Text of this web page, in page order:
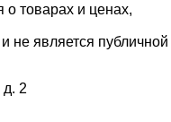
товарах и ценах,
не является публичной
2